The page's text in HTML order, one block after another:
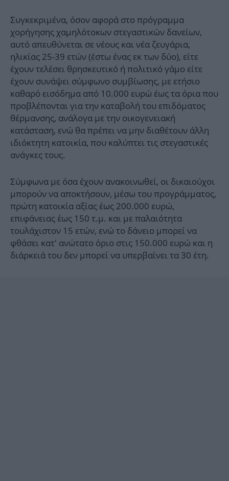
Συγκεκριμένα, όσον αφορά στο πρόγραμμα
χορήγησης χαμηλότοκων στεγαστικών δανείων,
αυτό απευθύνεται σε νέους και νέα ζευγάρια,
ηλικίας 25-39 ετών (έστω ένας εκ των δύο), είτε
έχουν τελέσει θρησκευτικό ή πολιτικό γάμο είτε
έχουν συνάψει σύμφωνο συμβίωσης, με ετήσιο
καθαρό εισόδημα από 10.000 ευρώ έως τα όρια που
προβλέπονται για την καταβολή του επιδόματος
θέρμανσης, ανάλογα με την οικογενειακή
κατάσταση, ενώ θα πρέπει να μην διαθέτουν άλλη
ιδιόκτητη κατοικία, που καλύπτει τις στεγαστικές
ανάγκες τους.
Σύμφωνα με όσα έχουν ανακοινωθεί, οι δικαιούχοι
μπορούν να αποκτήσουν, μέσω του προγράμματος,
πρώτη κατοικία αξίας έως 200.000 ευρώ,
επιφάνειας έως 150 τ.μ. και με παλαιότητα
τουλάχιστον 15 ετών, ενώ το δάνειο μπορεί να
φθάσει κατ' ανώτατο όριο στις 150.000 ευρώ και η
διάρκειά του δεν μπορεί να υπερβαίνει τα 30 έτη.